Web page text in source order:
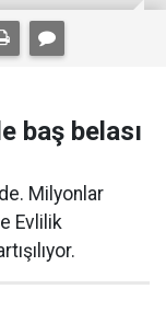
baş belası
Milyonlar
Evlilik